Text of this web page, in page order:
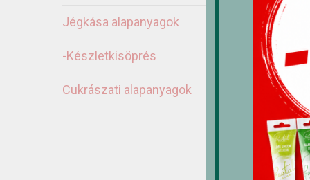
Jégkása alapanyagok
-Készletkisöprés
Cukrászati alapanyagok
/